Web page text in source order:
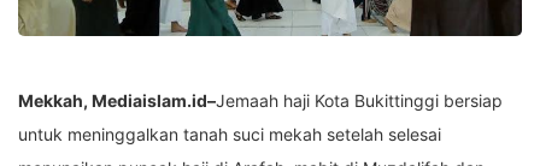
Mekkah, Mediaislam.id–Jemaah haji Kota Bukittinggi bersiap
untuk meninggalkan tanah suci mekah setelah selesai